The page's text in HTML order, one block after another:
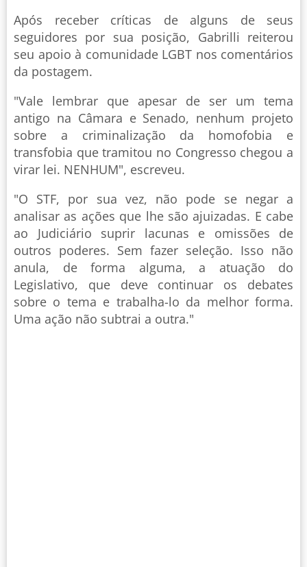
Após receber críticas de alguns de seus
seguidores por sua posição, Gabrilli reiterou
seu apoio à comunidade LGBT nos comentários
da postagem.
"Vale lembrar que apesar de ser um tema
antigo na Câmara e Senado, nenhum projeto
sobre a criminalização da homofobia e
transfobia que tramitou no Congresso chegou a
virar lei. NENHUM", escreveu.
"O STF, por sua vez, não pode se negar a
analisar as ações que lhe são ajuizadas. E cabe
ao Judiciário suprir lacunas e omissões de
outros poderes. Sem fazer seleção. Isso não
anula, de forma alguma, a atuação do
Legislativo, que deve continuar os debates
sobre o tema e trabalha-lo da melhor forma.
Uma ação não subtrai a outra."